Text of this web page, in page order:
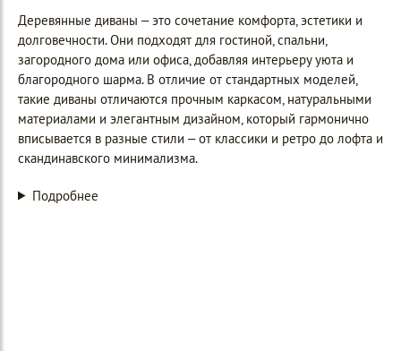
Деревянные диваны – это сочетание комфорта, эстетики и
долговечности. Они подходят для гостиной, спальни,
загородного дома или офиса, добавляя интерьеру уюта и
благородного шарма. В отличие от стандартных моделей,
такие диваны отличаются прочным каркасом, натуральными
материалами и элегантным дизайном, который гармонично
вписывается в разные стили – от классики и ретро до лофта и
скандинавского минимализма.
Подробнее